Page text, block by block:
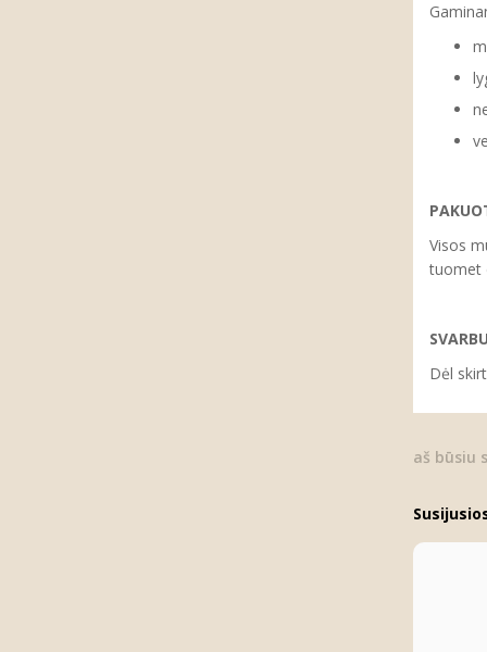
Visos
tuomet
Dėl
aš būsiu